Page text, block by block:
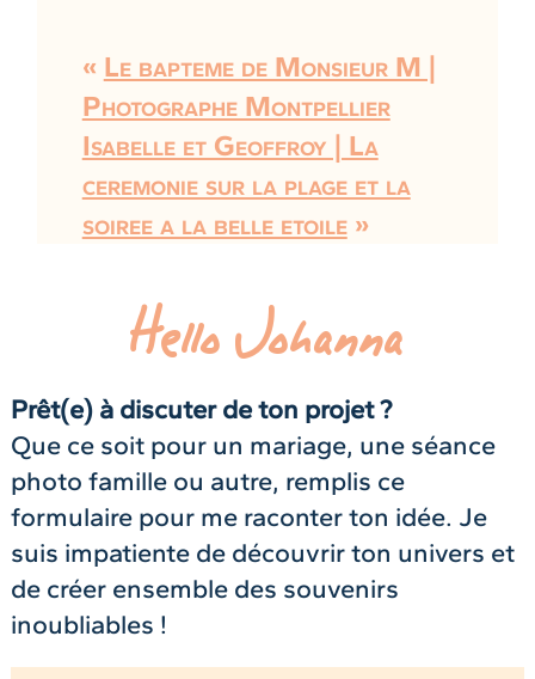
« Le bapteme de Monsieur M |
Photographe Montpellier
Isabelle et Geoffroy | La
ceremonie sur la plage et la
soiree a la belle etoile »
Hello Johanna
Prêt(e) à discuter de ton projet ?
Que ce soit pour un mariage, une séance
photo famille ou autre, remplis ce
formulaire pour me raconter ton idée. Je
suis impatiente de découvrir ton univers et
de créer ensemble des souvenirs
inoubliables !